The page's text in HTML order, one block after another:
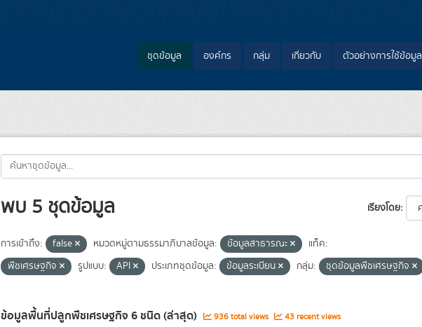
ชุดข้อมูล องค์กร กลุ่ม เกี่ยวกับ ตัวอย่างการใช้ข้อมูล
เรียงโดย
พบ 5 ชุดข้อมูล
การเข้าถึง: false หมวดหมู่ตามธรรมาภิบาลข้อมูล: ข้อมูลสาธารณะ
แท็ค:
พืชเศรษฐกิจ
รูปแบบ: API ประเภทชุดข้อมูล: ข้อมูลระเบียน กลุ่ม: ชุดข้อมูลพืชเศรษฐกิจ
ข้อมูลพื้นที่ปลูกพืชเศรษฐกิจ 6 ชนิด (ล่าสุด) 936 total views 43 recent views